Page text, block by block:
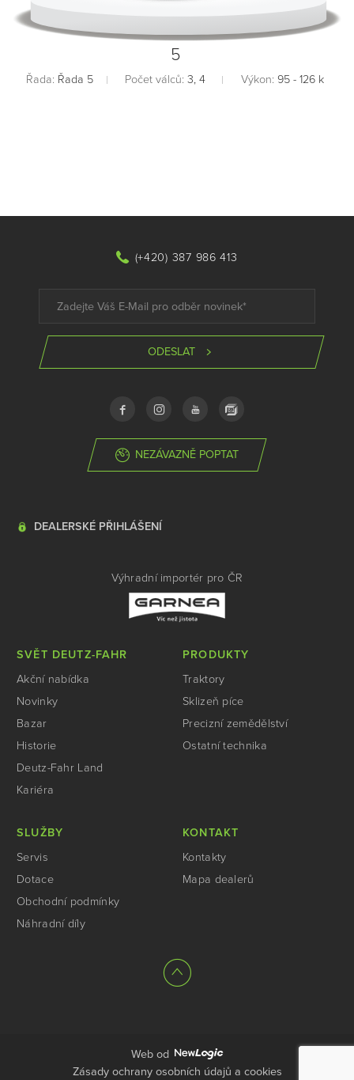
5
Řada: Řada 5 Počet válců: 3, 4 Výkon: 95 - 126 k
(+420) 387 986 413
ODESLAT
NEZÁVAZNĚ POPTAT
DEALERSKÉ PŘIHLÁŠENÍ
Výhradní importér pro ČR
SVĚT DEUTZ-FAHR
Akční nabídka
Novinky
Bazar
Historie
Deutz-Fahr Land
Kariéra
PRODUKTY
Traktory
Sklizeň píce
Precizní zemědělství
Ostatní technika
SLUŽBY
Servis
Dotace
Obchodní podmínky
Náhradní díly
KONTAKT
Kontakty
Mapa dealerů
Web od
Zásady ochrany osobních údajů a cookies